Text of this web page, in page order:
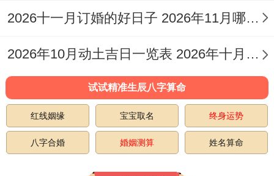
堂（黄道吉日）| 祭祀、出行、扫舍。
择2026年9月11日 | 八月初一（星期五）| 司
命（黄道吉日）| 祭祀、沐浴、修饰垣墙。
择2026年9月13日 | 八月初三（星期日）| 青
2026十一月订婚的好日子 2026年11月哪天订婚好
2026年10月动土吉日一览表 2026年十月六日能动土吗
试试精准生辰八字算命
红线姻缘 宝宝取名 终身运势
八字合婚 婚姻测算 姓名算命